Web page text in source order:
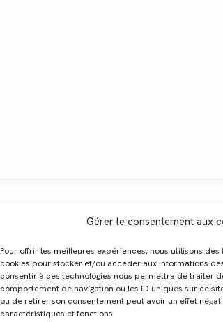
Gérer le consentement aux
Pour offrir les meilleures expériences, nous utilisons
cookies pour stocker et/ou accéder aux informations
consentir à ces technologies nous permettra de traiter
comportement de navigation ou les ID uniques sur ce
ou de retirer son consentement peut avoir un effet
caractéristiques et fonctions.